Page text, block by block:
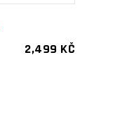
2,499 KČ